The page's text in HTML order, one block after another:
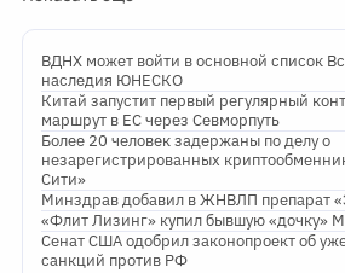
ВДНХ может войти в основной список
наследия ЮНЕСКО
Китай запустит первый регулярный
маршрут в ЕС через Севморпуть
Более 20 человек задержаны по делу о
незарегистрированных
Сити»
Минздрав добавил в ЖНВЛП препарат
«Флит Лизинг» купил бывшую «дочку»
Сенат США одобрил законопроект об
санкций против РФ